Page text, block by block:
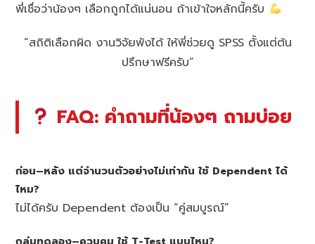
พี่เชื่อว่าน้องๆ เลือกถูกได้แน่นอน ถ้าเข้าใจหลักนี้ครับ
“สถิติเลือกผิด งานวิจัยพังได้ ให้พี่ช่วยดู SPSS ตั้งแต่ต้น
ปรึกษาฟรีครับ”
FAQ: คำถามที่น้องๆ ถามบ่อย
ก่อน–หลัง แต่จำนวนตัวอย่างไม่เท่ากัน ใช้ Dependent ได้
ไหม?
ไม่ได้ครับ Dependent ต้องเป็น “คู่สมบูรณ์”
กลุ่มทดลอง–ควบคุม ใช้ T-Test แบบไหน?